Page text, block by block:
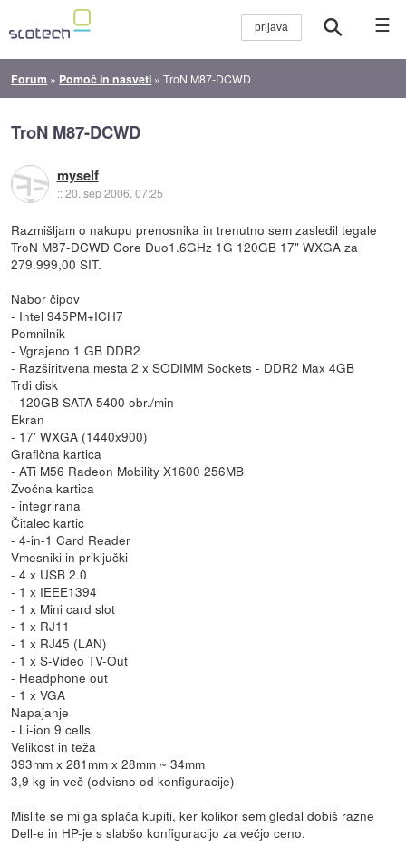
☰
Forum » Pomoč in nasveti »TroN M87-DCWD
TroN M87-DCWD
myself
::20. sep 2006, 07:25
Razmišljam o nakupu prenosnika in trenutno sem zasledil tegale
TroN M87-DCWD Core Duo1.6GHz 1G 120GB 17" WXGA za
279.999,00 SIT.
Nabor čipov
- Intel 945PM+ICH7
Pomnilnik
- Vgrajeno 1 GB DDR2
- Razširitvena mesta 2 x SODIMM Sockets - DDR2 Max 4GB
Trdi disk
- 120GB SATA 5400 obr./min
Ekran
- 17' WXGA (1440x900)
Grafična kartica
- ATi M56 Radeon Mobility X1600 256MB
Zvočna kartica
- integrirana
Čitalec kartic
- 4-in-1 Card Reader
Vmesniki in priključki
- 4 x USB 2.0
- 1 x IEEE1394
- 1 x Mini card slot
- 1 x RJ11
- 1 x RJ45 (LAN)
- 1 x S-Video TV-Out
- Headphone out
- 1 x VGA
Napajanje
- Li-ion 9 cells
Velikost in teža
393mm x 281mm x 28mm ~ 34mm
3,9 kg in več (odvisno od konfiguracije)
Mislite se mi ga splača kupiti, ker kolikor sem gledal dobiš razne
Dell-e in HP-je s slabšo konfiguracijo za večjo ceno.